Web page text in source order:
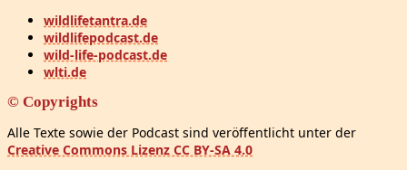
wildlifetantra.de
wildlifepodcast.de
wild-life-podcast.de
wlti.de
© Copyrights
Alle Texte sowie der Podcast sind veröffentlicht unter der
Creative Commons Lizenz CC BY-SA 4.0